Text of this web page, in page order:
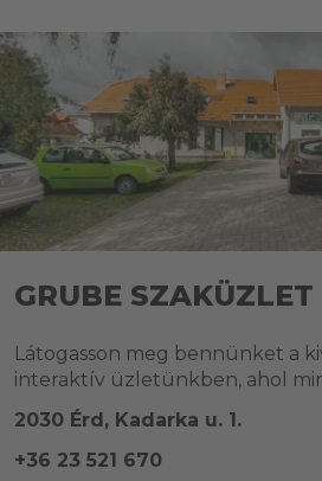
GRUBE SZAKÜZLET
Látogasson meg bennünket a
interaktív üzletünkben, ahol
2030 Érd, Kadarka u. 1.
+36 23 521 670